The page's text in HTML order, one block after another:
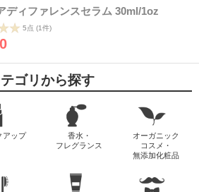
ディファレンスセラム 30ml/1oz
5点 (1件)
ゴリから探す
アップ
香水・
フレグランス
オーガニック
コスメ・
無添加化粧品